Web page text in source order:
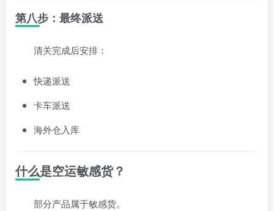
第八步：最终派送
清关完成后安排：
快递派送
卡车派送
海外仓入库
什么是空运敏感货？
部分产品属于敏感货。